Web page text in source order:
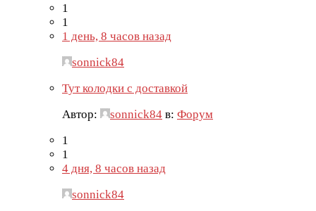
1
1
1 день, 8 часов назад
sonnick84
Тут колодки с доставкой
Автор:
sonnick84 в: Форум
1
1
4 дня, 8 часов назад
sonnick84